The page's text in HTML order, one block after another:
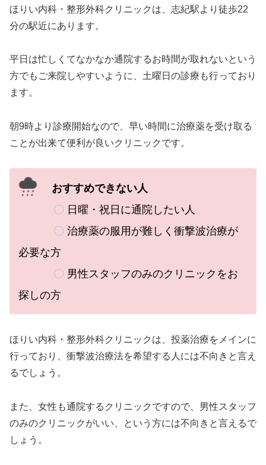
ほりい内科・整形外科クリニックは、志紀駅より徒歩22
分の駅近にあります。
平日は忙しくてなかなか通院するお時間が取れないという
方でもご来院しやすいように、土曜日の診療も行っており
ます。
朝9時より診療開始なので、早い時間に治療薬を受け取る
ことが出来て便利が良いクリニックです。
おすすめできない人
〇 日曜・祝日に通院したい人
〇 治療薬の服用が難しく衝撃波治療が
必要な方
〇 男性スタッフのみのクリニックをお
探しの方
ほりい内科・整形外科クリニックは、 投薬治療をメインに
行っており、衝撃波治療法を希望する人には不向きと言え
るでしょう。
また、女性も通院するクリニックですので、男性スタッフ
のみのクリニックがいい、という方には不向きと言えるで
しょう。